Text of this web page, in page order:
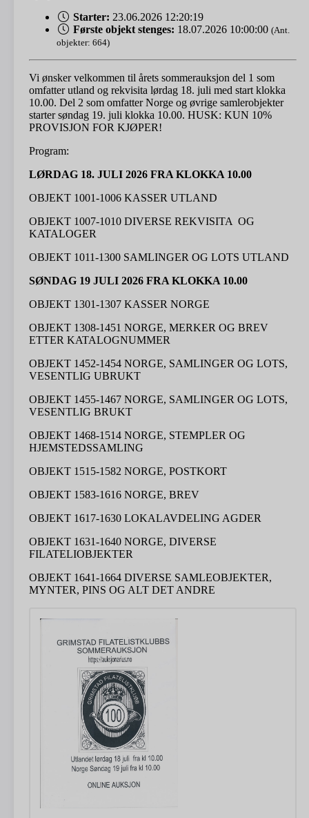
Starter: 23.06.2026 12:20:19
Første objekt stenges: 18.07.2026 10:00:00 (Ant.
objekter: 664)
Vi ønsker velkommen til årets sommerauksjon del 1 som
omfatter utland og rekvisita lørdag 18. juli med start klokka
10.00. Del 2 som omfatter Norge og øvrige samlerobjekter
starter søndag 19. juli klokka 10.00. HUSK: KUN 10%
PROVISJON FOR KJØPER!
Program:
LØRDAG 18. JULI 2026 FRA KLOKKA 10.00
OBJEKT 1001-1006 KASSER UTLAND
OBJEKT 1007-1010 DIVERSE REKVISITA OG
KATALOGER
OBJEKT 1011-1300 SAMLINGER OG LOTS UTLAND
SØNDAG 19 JULI 2026 FRA KLOKKA 10.00
OBJEKT 1301-1307 KASSER NORGE
OBJEKT 1308-1451 NORGE, MERKER OG BREV
ETTER KATALOGNUMMER
OBJEKT 1452-1454 NORGE, SAMLINGER OG LOTS,
VESENTLIG UBRUKT
OBJEKT 1455-1467 NORGE, SAMLINGER OG LOTS,
VESENTLIG BRUKT
OBJEKT 1468-1514 NORGE, STEMPLER OG
HJEMSTEDSSAMLING
OBJEKT 1515-1582 NORGE, POSTKORT
OBJEKT 1583-1616 NORGE, BREV
OBJEKT 1617-1630 LOKALAVDELING AGDER
OBJEKT 1631-1640 NORGE, DIVERSE
FILATELIOBJEKTER
OBJEKT 1641-1664 DIVERSE SAMLEOBJEKTER,
MYNTER, PINS OG ALT DET ANDRE